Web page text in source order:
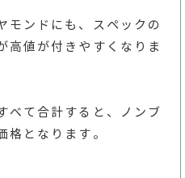
モンドにも、スペックの
高値が付きやすくなりま
べて合計すると、ノンブ
格となります。